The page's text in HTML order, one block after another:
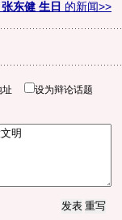
张东健 生日 的新闻>>
址 设为辩论话题